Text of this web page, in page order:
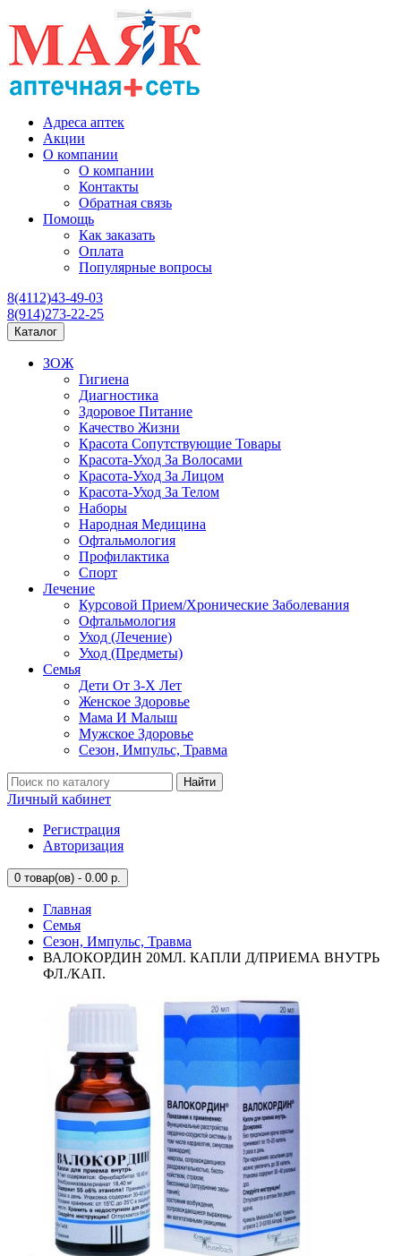
Адреса аптек
Акции
О компании
О компании
Контакты
Обратная связь
Помощь
Как заказать
Оплата
Популярные вопросы
8(4112)43-49-03
8(914)273-22-25
Каталог
ЗОЖ
Гигиена
Диагностика
Здоровое Питание
Качество Жизни
Красота Сопутствующие Товары
Красота-Уход За Волосами
Красота-Уход За Лицом
Красота-Уход За Телом
Наборы
Народная Медицина
Офтальмология
Профилактика
Спорт
Лечение
Курсовой Прием/Хронические Заболевания
Офтальмология
Уход (Лечение)
Уход (Предметы)
Семья
Дети От 3-Х Лет
Женское Здоровье
Мама И Малыш
Мужское Здоровье
Сезон, Импульс, Травма
Найти
Личный кабинет
Регистрация
Авторизация
0 товар(ов) - 0.00 р.
Главная
Семья
Сезон, Импульс, Травма
ВАЛОКОРДИН 20МЛ. КАПЛИ Д/ПРИЕМА ВНУТРЬ
ФЛ./КАП.